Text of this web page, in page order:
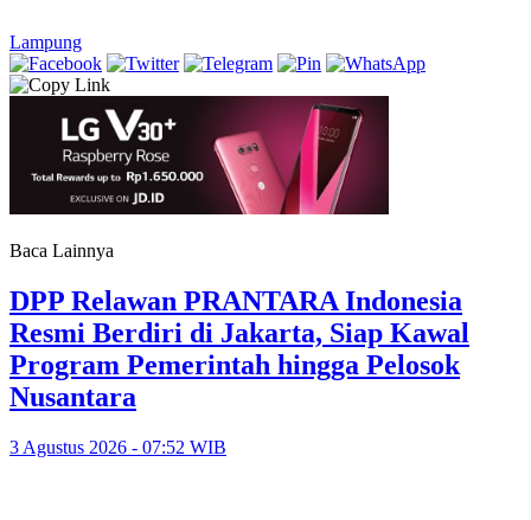
Lampung
Baca Lainnya
DPP Relawan PRANTARA Indonesia
Resmi Berdiri di Jakarta, Siap Kawal
Program Pemerintah hingga Pelosok
Nusantara
3 Agustus 2026 - 07:52 WIB